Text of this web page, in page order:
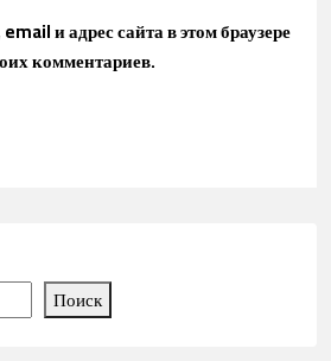
и адрес сайта в этом браузере
комментариев.
Поиск